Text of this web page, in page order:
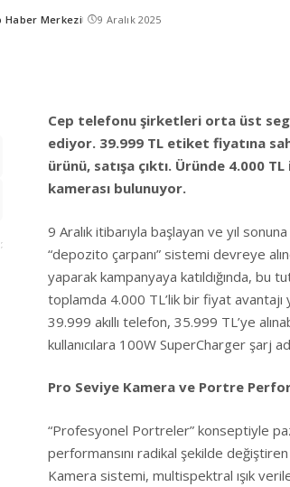
Haber Merkezi 9 Aralık 2025
Cep telefonu şirketleri orta üst
ediyor. 39.999 TL etiket fiyatına
ürünü, satışa çıktı. Üründe 4.000
kamerası bulunuyor.
9 Aralık itibarıyla başlayan ve yıl
“depozito çarpanı” sistemi devreye
yaparak kampanyaya katıldığında, bu
toplamda 4.000 TL’lik bir fiyat
39.999 akıllı telefon, 35.999 TL’ye
kullanıcılara 100W SuperCharger şarj
Pro Seviye Kamera ve Portre
“Profesyonel Portreler” konseptiyle
performansını radikal şekilde
Kamera sistemi, multispektral ışık